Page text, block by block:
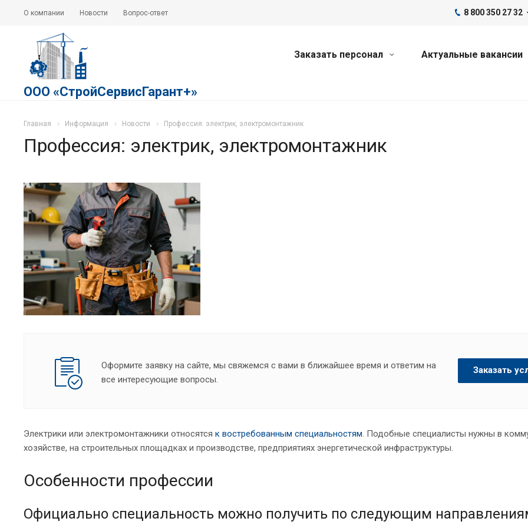
О компании Новости Вопрос-ответ 8 800 350 27 32
ООО «СтройСервисГарант+»
Заказать персонал Актуальные вакансии
Главная Информация Новости Профессия: электрик, электромонтажник
Профессия: электрик, электромонтажник
Оформите заявку на сайте, мы свяжемся с вами в ближайшее время и ответим на
все интересующие вопросы.
Заказать
Электрики или электромонтажники относятся к востребованным специальностям. Подобные специалисты нужны в
хозяйстве, на строительных площадках и производстве, предприятиях энергетической инфраструктуры.
Особенности профессии
Официально специальность можно получить по следующим